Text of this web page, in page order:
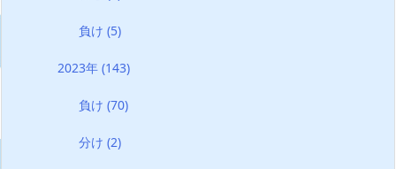
負け(5)
2023年 (143)
負け(70)
分け(2)